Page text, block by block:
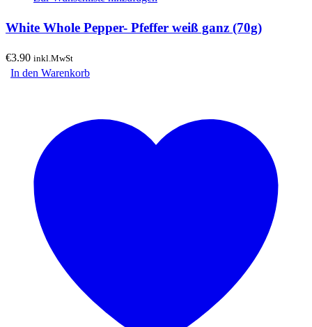
White Whole Pepper- Pfeffer weiß ganz (70g)
€3.90 inkl.MwSt
In den Warenkorb